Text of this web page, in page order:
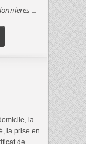
...
la
la prise en
de